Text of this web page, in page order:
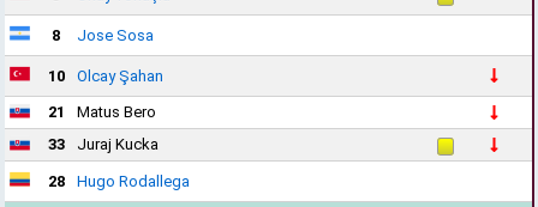
8 Jose Sosa
10
Olcay Şahan
21
Matus Bero
33
Juraj Kucka
28
Hugo Rodallega